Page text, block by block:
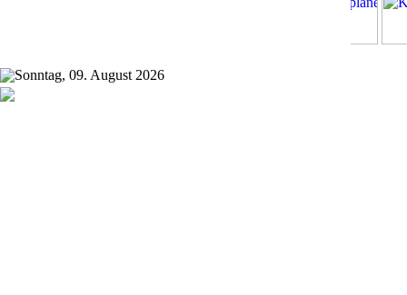
Sonntag, 09. August 2026